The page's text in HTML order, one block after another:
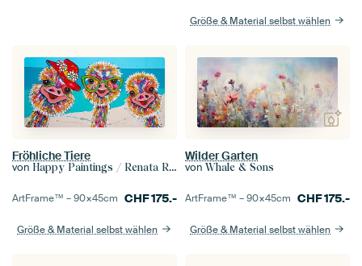
Größe & Material selbst wählen
Fröhliche Tiere
von Happy Paintings / Renata Rolefes Art
ArtFrame™ –90×45cm CHF175.-
Größe & Material selbst wählen
Wilder Garten
von Whale & Sons
ArtFrame™ –90×45cm CHF175.-
Größe & Material selbst wählen